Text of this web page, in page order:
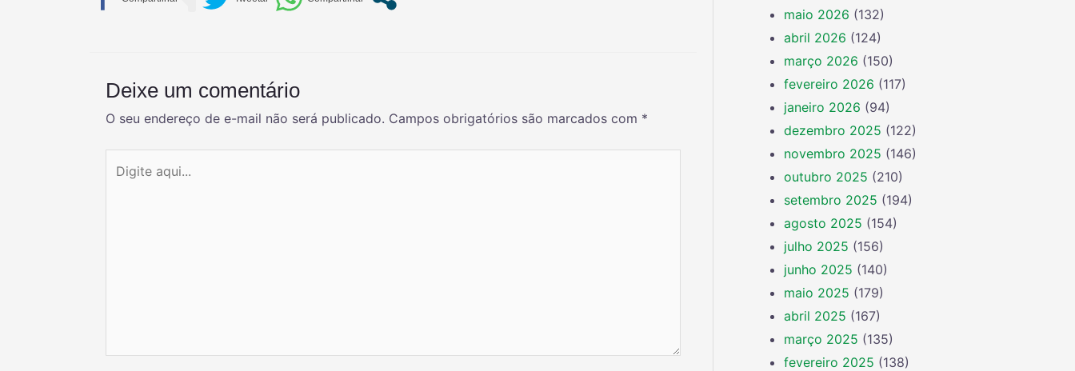
Deixe um comentário
O seu endereço de e-mail não será publicado. Campos obrigatórios são marcados com *
maio 2026 (132)
abril 2026 (124)
março 2026 (150)
fevereiro 2026 (117)
janeiro 2026 (94)
dezembro 2025 (122)
novembro 2025 (146)
outubro 2025 (210)
setembro 2025 (194)
agosto 2025 (154)
julho 2025 (156)
junho 2025 (140)
maio 2025 (179)
abril 2025 (167)
março 2025 (135)
fevereiro 2025 (138)